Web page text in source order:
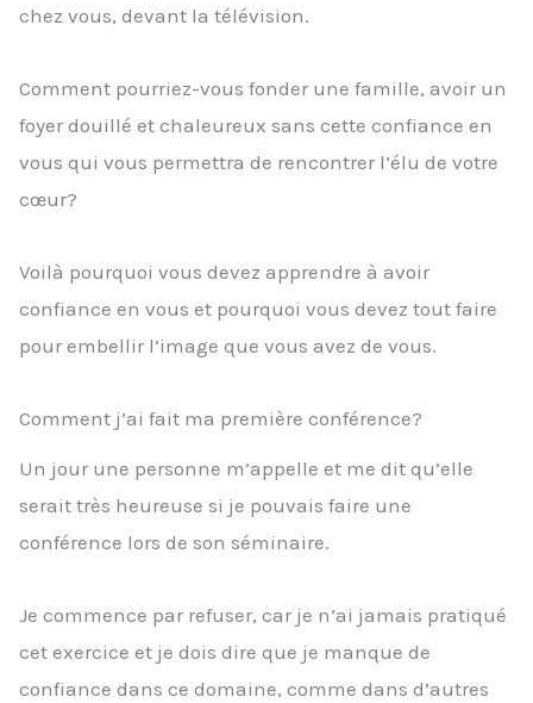
chez vous, devant la télévision.
Comment pourriez-vous fonder une famille, avoir un
foyer douillé et chaleureux sans cette confiance en
vous qui vous permettra de rencontrer l’élu de votre
cœur?
Voilà pourquoi vous devez apprendre à avoir
confiance en vous et pourquoi vous devez tout faire
pour embellir l’image que vous avez de vous.
Comment j’ai fait ma première conférence?
Un jour une personne m’appelle et me dit qu’elle
serait très heureuse si je pouvais faire une
conférence lors de son séminaire.
Je commence par refuser, car je n’ai jamais pratiqué
cet exercice et je dois dire que je manque de
confiance dans ce domaine, comme dans d’autres